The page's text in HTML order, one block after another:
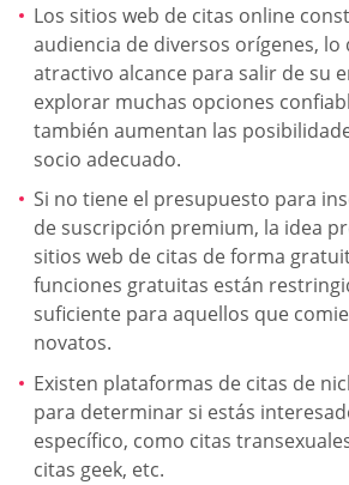
Los sitios web de citas online
audiencia de diversos orígenes,
atractivo alcance para salir de su
explorar muchas opciones
también aumentan las
socio adecuado.
Si no tiene el presupuesto para
de suscripción premium, la idea
sitios web de citas de forma
funciones gratuitas están
suficiente para aquellos que
novatos.
Existen plataformas de citas de
para determinar si estás
específico, como citas
citas geek, etc.